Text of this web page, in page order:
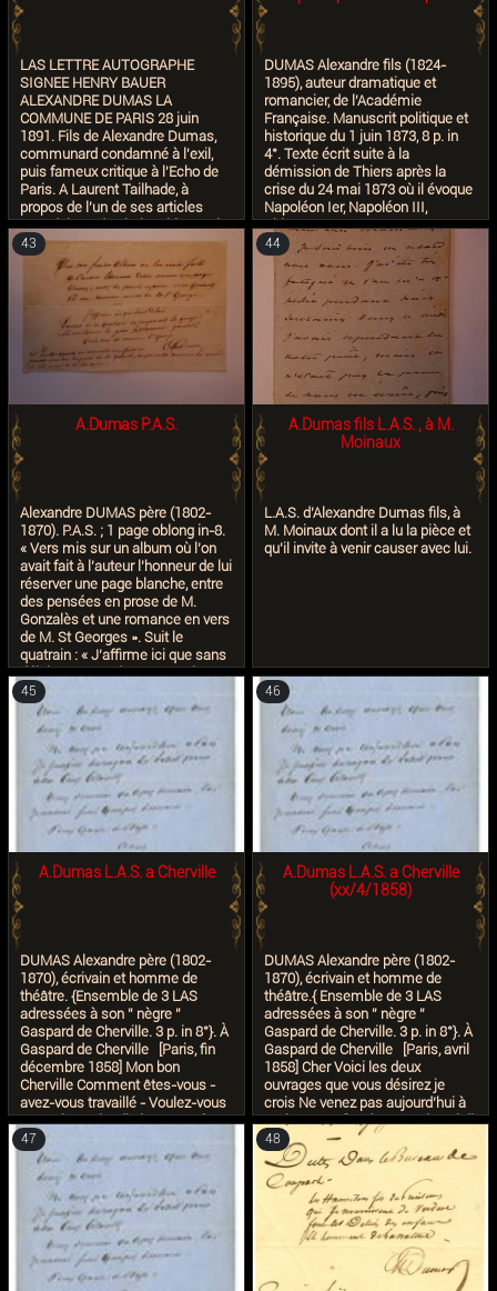
que je plante dans votre cerveau
de venir au mois d’avril à Naples
germera – jamais je n’aurais fait
mon métier de cicérone avc tant
de joie. Savez-vous l’heure qu’il
est – 3 heures du matin – Aussi
je cesse de vous écrire encore
moins parce qu’il est trois heures
du matin que parce que je n’ai
plus de place – décidément je
vous aime mieux que vous ne
m’aimez puisque / verticalement
dans la marge:/ mon papier est
trop petit et que le vôtre a été trop
grand. Tous les respects du
cœur Alex. Dumas. Autographe :
collection David Rats. - Librairie À
Saint Benoît des Près, n°100,
septembre 2007, 4 pages in-12
sur papier bleu.
LAS LETTRE AUTOGRAPHE
SIGNEE HENRY BAUER
ALEXANDRE DUMAS LA
COMMUNE DE PARIS 28 juin
1891. Fils de Alexandre Dumas,
communard condamné à l'exil,
puis fameux critique à l'Echo de
Paris. A Laurent Tailhade, à
propos de l'un de ses articles
scandaleux, des haissables petits
bourgeois, de la société, de la
raillerie de Tailhade, etc... Belle
lettre. Bon état.
DUMAS Alexandre fils (1824-
1895), auteur dramatique et
romancier, de l'Académie
Française. Manuscrit politique et
historique du 1 juin 1873, 8 p. in
4°. Texte écrit suite à la
démission de Thiers après la
crise du 24 mai 1873 où il évoque
Napoléon Ier, Napoléon III,
Thiers,...
A.Dumas P.A.S.
Alexandre DUMAS père (1802-
1870). P.A.S. ; 1 page oblong in-8.
« Vers mis sur un album où l’on
avait fait à l’auteur l’honneur de lui
réserver une page blanche, entre
des pensées en prose de M.
Gonzalès et une romance en vers
de M. St Georges ». Suit le
quatrain : « J’affirme ici que sans
délais L’auteur de ce quatrain se
couperait la gorge S’il eut
commis la prose à Monsieur
Gonzalès Ou les vers de Monsieur
St Georges »… Vers mis sur un
album où l’on avait fait à l’honneur
de lui réserver une page blanche,
entre les V ers près avoir lu des
Pensées en prose de Mr
Gonzalès et une romance en vers
de Mr St-Georges J’affirme ici
que sans délais L’auteur de ce
quatrain se couperait la gorge, S’il
eût commis la prose à (1)
monsieur Gonzalès Ou les
Alex Dumas. Copie : Auckland
Public Library (XIX) : « Après avoir
lu des pensées en prose … » /
J’atteste … (1) L’auteur ayant cru
reconnaître une faute de français
dans une des pensées de Mr
Gonzalès, n’a pas voulu demeurer
en arrière et s’est permis de la lui
rendre.
43
A.Dumas fils L.A.S. , à M.
Moinaux
L.A.S. d’Alexandre Dumas fils, à
M. Moinaux dont il a lu la pièce et
qu’il invite à venir causer avec lui.
44
A.Dumas L.A.S. a Cherville
DUMAS Alexandre père (1802-
1870), écrivain et homme de
théâtre. {Ensemble de 3 LAS
adressées à son '' nègre ''
Gaspard de Cherville. 3 p. in 8°}. À
Gaspard de Cherville [Paris, fin
décembre 1858] Mon bon
Cherville Comment êtes-vous -
avez-vous travaillé - Voulez-vous
ne venir que lundi. Il y a congé
chez Mr Lahure au journal pour
tous de la noël à dimanche de
sorte que nous ne pourrons
toucher que lundi. Un petit coup
de collier trente page de votre
écriture qui en feraient 20 des
miennes et nous toucherons lundi
chacun cinq cents francs. À vous
Alex. Dumas
45
A.Dumas L.A.S. a Cherville
(xx/4/1858)
DUMAS Alexandre père (1802-
1870), écrivain et homme de
théâtre.{ Ensemble de 3 LAS
adressées à son '' nègre ''
Gaspard de Cherville. 3 p. in 8°}. À
Gaspard de Cherville [Paris, avril
1858] Cher Voici les deux
ouvrages que vous désirez je
crois Ne venez pas aujourd’hui à
Paris. Je profite du rayon de soleil
pour aller aux alouettes. Venez
demain ou après demain - Car je
n’aurai fini qu’après demain.
Prenez garde à Stop. À vous
Alex Dumas.
46
47 48